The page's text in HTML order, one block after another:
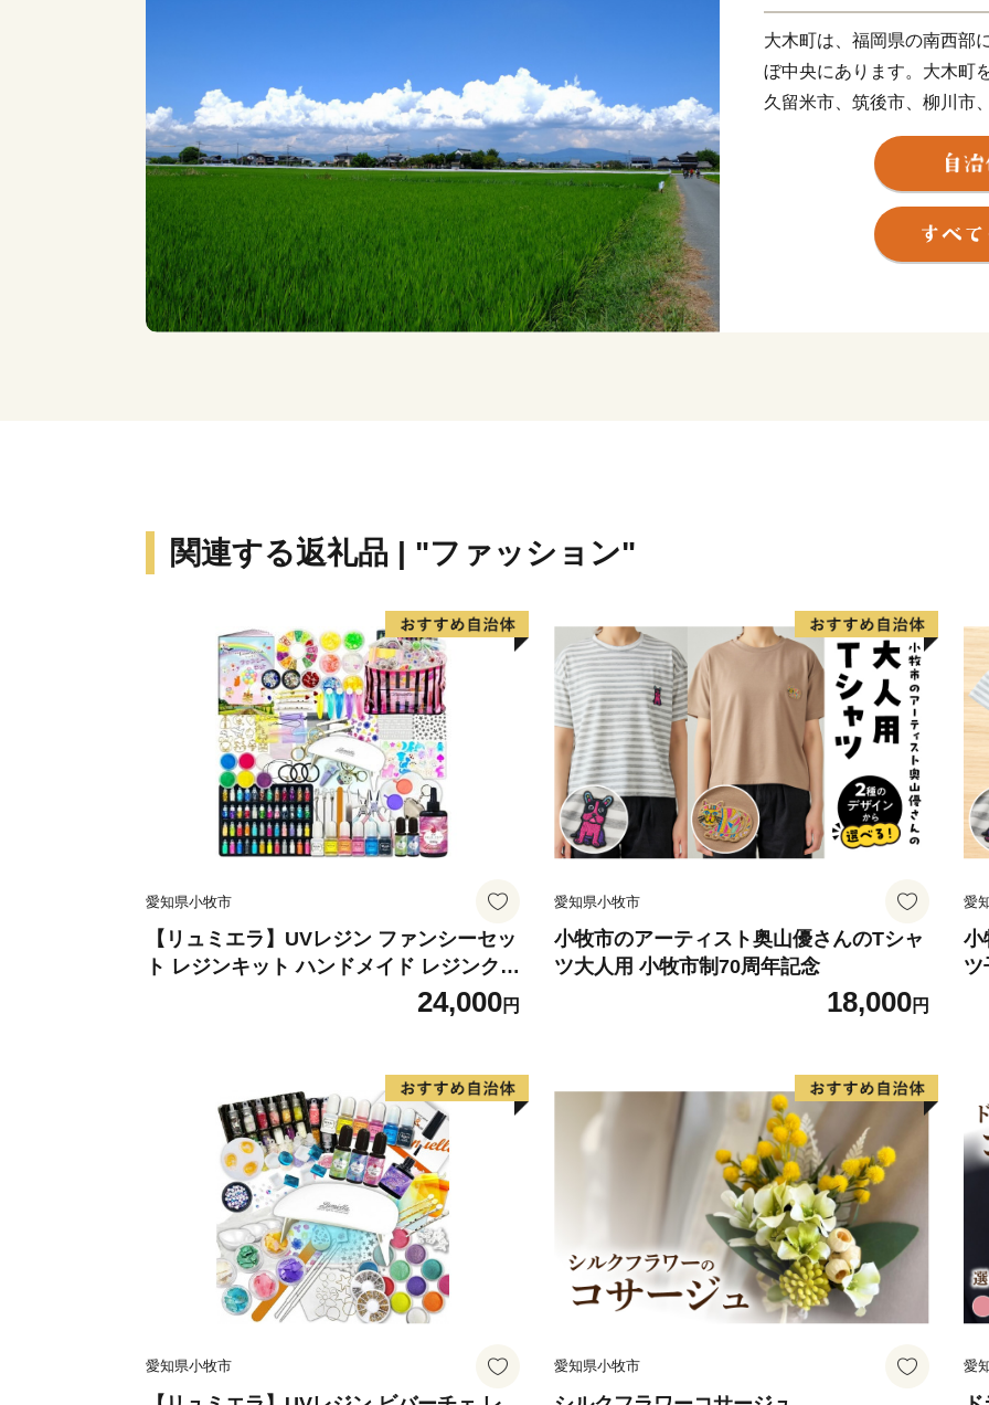
大木町は、福岡県の南西部
ぼ中央にあります。大木町
久留米市、筑後市、柳川市
福岡市から西鉄天神大牟
車道（八女インターチェ
温暖多雨の穏やかな気候
のほぼ平坦な理想的な田
関連する返礼品 | "ファッション"
愛知県小牧市
【リュミエラ】UVレジン ファンシーセッ
ト レジンキット ハンドメイド レジンクラ
フト アクセサリーキット 手作り セット
24,000円
愛知県小牧市
小牧市のアーティスト奥山優さんのTシャ
ツ大人用 小牧市制70周年記念
18,000円
愛
小
ツ
愛知県小牧市 愛知県小牧市 愛